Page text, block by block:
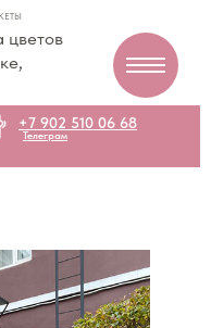
цветов
+7 902 510 06 68
Телеграм